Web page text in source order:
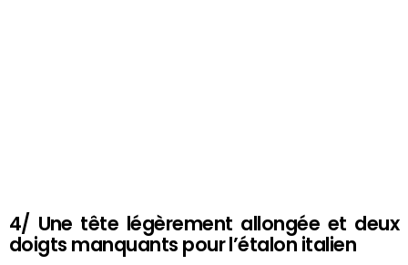
4/ Une tête légèrement allongée et deux
doigts manquants pour l’étalon italien